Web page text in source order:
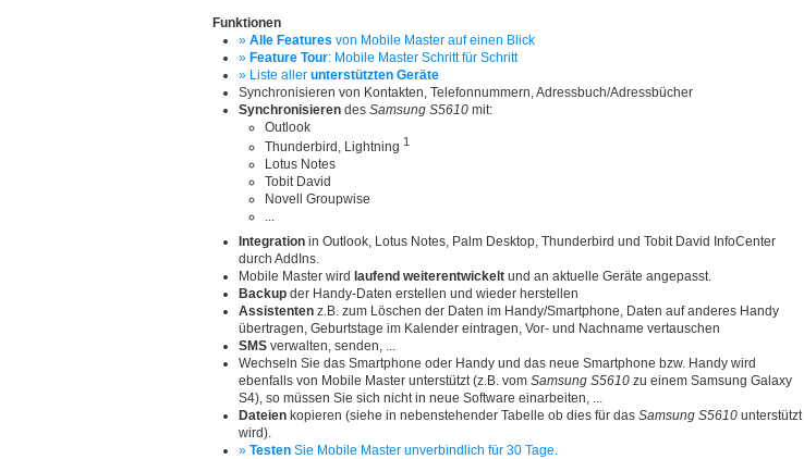
Funktionen
» Alle Features von Mobile Master auf einen Blick
» Feature Tour: Mobile Master Schritt für Schritt
» Liste aller unterstützten Geräte
Synchronisieren von Kontakten, Telefonnummern, Adressbuch/Adressbücher
Synchronisieren des Samsung S5610 mit:
Outlook
Thunderbird, Lightning 1
Lotus Notes
Tobit David
Novell Groupwise
Integration in Outlook, Lotus Notes, Palm Desktop, Thunderbird und Tobit David InfoCenter
durch AddIns.
Mobile Master wird laufend weiterentwickelt und an aktuelle Geräte angepasst.
Backup der Handy-Daten erstellen und wieder herstellen
Assistenten z.B. zum Löschen der Daten im Handy/Smartphone, Daten auf anderes Handy
übertragen, Geburtstage im Kalender eintragen, Vor- und Nachname vertauschen
SMS verwalten, senden, ...
Wechseln Sie das Smartphone oder Handy und das neue Smartphone bzw. Handy wird
ebenfalls von Mobile Master unterstützt (z.B. vom Samsung S5610 zu einem Samsung Galaxy
S4), so müssen Sie sich nicht in neue Software einarbeiten, ...
Dateien kopieren (siehe in nebenstehender Tabelle ob dies für das Samsung S5610 unterstützt
wird).
» Testen Sie Mobile Master unverbindlich für 30 Tage.